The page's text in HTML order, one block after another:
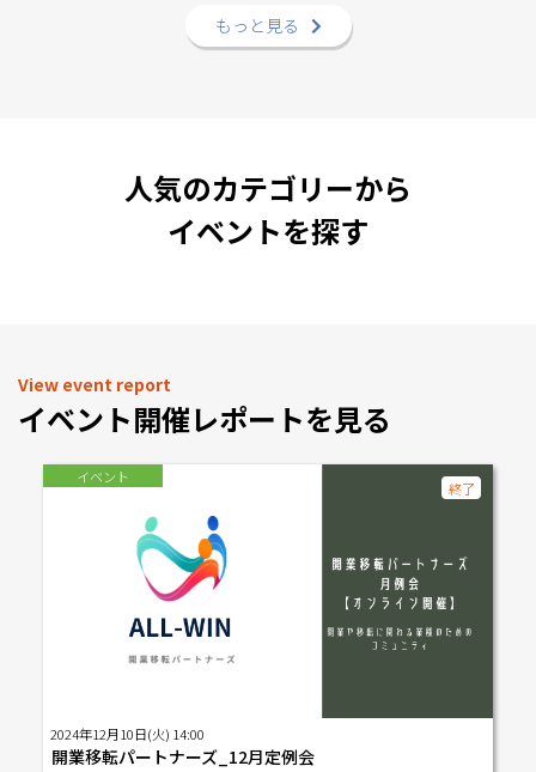
もっと見る
人気のカテゴリーから
イベントを探す
View event report
イベント開催レポートを見る
イベント
終了
2024年12月10日(火) 14:00
開業移転パートナーズ_12月定例会